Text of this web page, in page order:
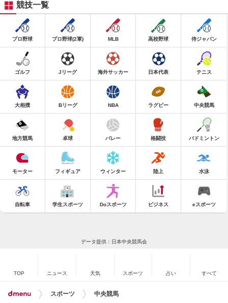
競技一覧
プロ野球 プロ野球(2軍) MLB 高校野球 侍ジャパン
ゴルフ Jリーグ 海外サッカー 日本代表 テニス
大相撲 Bリーグ NBA ラグビー 中央競馬
地方競馬 卓球 バレー 格闘技 バドミントン
モーター フィギュア ウィンター 陸上 水泳
自転車 学生スポーツ Doスポーツ ビジネス eスポーツ
データ提供：日本中央競馬会
TOP ニュース 天気 スポーツ 占い すべて
スポーツ 中央競馬